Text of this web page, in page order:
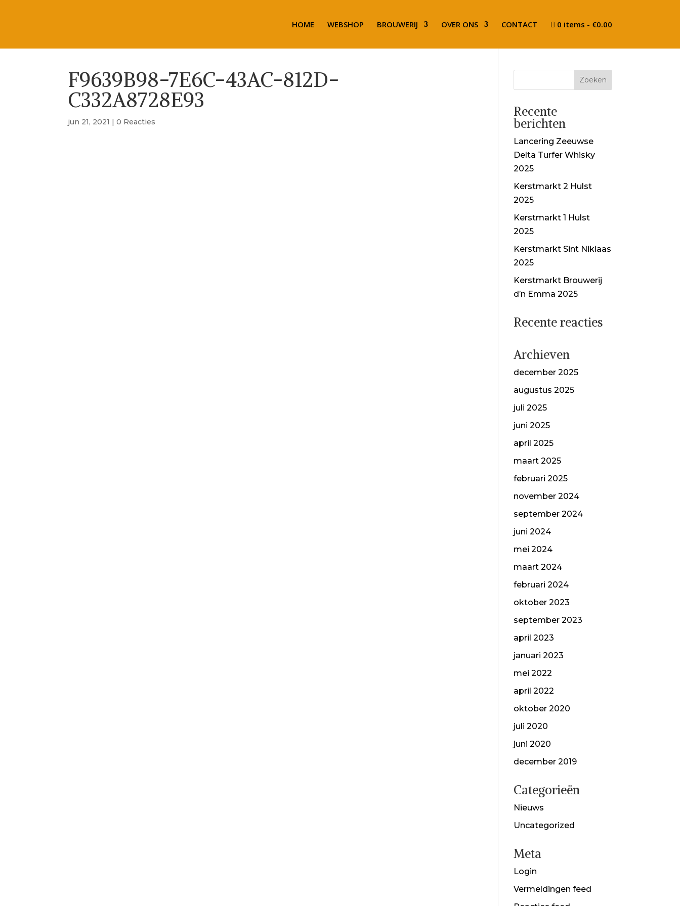
HOME WEBSHOP BROUWERIJ OVER ONS CONTACT 0 items €0.00
F9639B98-7E6C-43AC-812D-
C332A8728E93
jun 21, 2021 |0 Reacties
Recente
berichten
Lancering Zeeuwse
Delta Turfer Whisky
2025
Kerstmarkt 2 Hulst
2025
Kerstmarkt 1 Hulst
2025
Kerstmarkt Sint Niklaas
2025
Kerstmarkt Brouwerij
d’n Emma 2025
Recente reacties
Archieven
december 2025
augustus 2025
juli 2025
juni 2025
april 2025
maart 2025
februari 2025
november 2024
september 2024
juni 2024
mei 2024
maart 2024
februari 2024
oktober 2023
september 2023
april 2023
januari 2023
mei 2022
april 2022
oktober 2020
juli 2020
juni 2020
december 2019
Categorieën
Nieuws
Uncategorized
Meta
Login
Vermeldingen feed